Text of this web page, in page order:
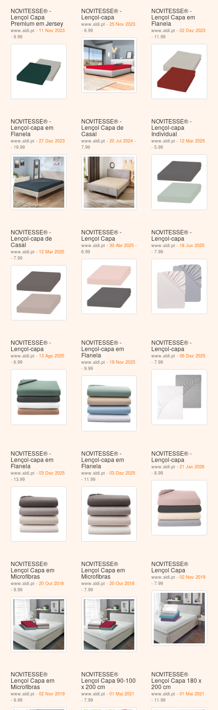
NOVITESSE® -
Lençol Capa
Premium em Jersey
www.aldi.pt - 11 Nov 2023
- 9.99
NOVITESSE® -
Lençol-capa
www.aldi.pt - 25 Nov 2023
- 6.99
NOVITESSE® -
Lençol Capa em
Flanela
www.aldi.pt -02 Dez 2023
- 11.99
NOVITESSE® -
Lençol-capa em
Flanela
www.aldi.pt -27 Dez 2023
- 19.99
NOVITESSE® -
Lençol Capa de
Casal
www.aldi.pt - 20 Jul 2024-
7.99
NOVITESSE® -
Lençol-capa
Individual
www.aldi.pt - 12 Mar 2025
- 5.99
NOVITESSE® -
Lençol-capa de
Casal
www.aldi.pt - 12 Mar 2025
- 7.99
NOVITESSE® -
Lençol Capa
www.aldi.pt - 30 Abr 2025-
6.99
NOVITESSE® -
Lençol-capa
www.aldi.pt - 18 Jun 2025
- 7.99
NOVITESSE® -
Lençol-capa
www.aldi.pt - 13 Ago 2025
- 6.99
NOVITESSE® -
Lençol-capa em
Flanela
www.aldi.pt - 19 Nov 2025
- 9.99
NOVITESSE® -
Lençol-capa
www.aldi.pt -06 Dez 2025
- 7.99
NOVITESSE® -
Lençol-capa em
Flanela
www.aldi.pt -03 Dez 2025
- 13.99
NOVITESSE® -
Lençol-capa em
Flanela
www.aldi.pt - 03 Dez 2025
- 11.99
NOVITESSE® -
Lençol-capa
www.aldi.pt -21 Jan 2026
- 8.99
NOVITESSE®
Lençol Capa em
Microfibras
www.aldi.pt -20 Out 2018
- 9.99
NOVITESSE®
Lençol Capa em
Microfibras
www.aldi.pt - 20 Out 2018
- 7.99
NOVITESSE®
Lençol Capa
www.aldi.pt -02 Nov 2019
- 7.99
NOVITESSE®
Lençol Capa em
Microfibras
www.aldi.pt -02 Nov 2019
- 9.99
NOVITESSE®
Lençol Capa 90-100
x 200 cm
www.aldi.pt - 01 Mai 2021
- 7.99
NOVITESSE®
Lençol Capa 180 x
200 cm
www.aldi.pt -01 Mai 2021
- 11.99